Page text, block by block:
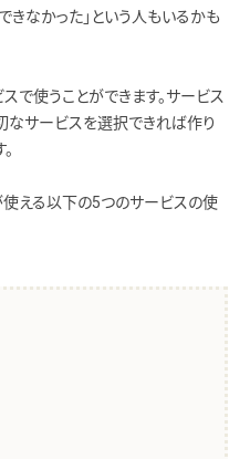
きなかった」という人もいるかも
使うことができます。サービス
なサービスを選択できれば作り
える以下の5つのサービスの使